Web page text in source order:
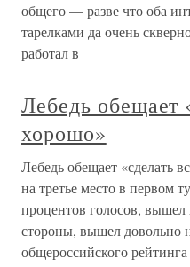
общего — разве что оба
тарелками да очень
работал в
Лебедь обещает
хорошо»
Лебедь обещает «сделать
на третье место в первом
процентов голосов,
стороны, вышел довольно
общероссийского